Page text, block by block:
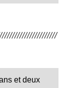
et deux